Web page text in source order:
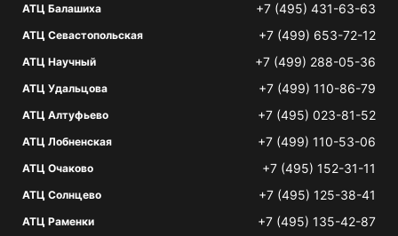
АТЦ Балашиха +7 (495) 431-63-63
АТЦ Севастопольская +7 (499) 653-72-12
АТЦ Научный +7 (499) 288-05-36
АТЦ Удальцова +7 (499) 110-86-79
АТЦ Алтуфьево +7 (495) 023-81-52
АТЦ Лобненская +7 (499) 110-53-06
АТЦ Очаково +7 (495) 152-31-11
АТЦ Солнцево +7 (495) 125-38-41
АТЦ Раменки +7 (495) 135-42-87